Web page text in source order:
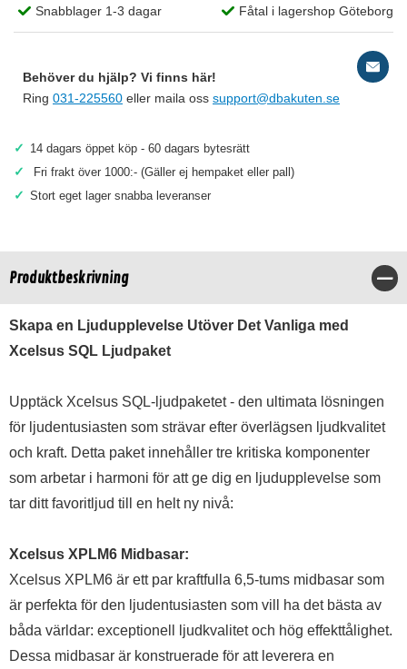
Snabblager 1-3 dagar Fåtal i lagershop Göteborg
Behöver du hjälp? Vi finns här!
Ring 031-225560 eller maila oss support@dbakuten.se
✓ 14 dagars öppet köp - 60 dagars bytesrätt
✓ Fri frakt över 1000:- (Gäller ej hempaket eller pall)
✓ Stort eget lager snabba leveranser
Produktbeskrivning
Skapa en Ljudupplevelse Utöver Det Vanliga med
Xcelsus SQL Ljudpaket
Upptäck Xcelsus SQL-ljudpaketet - den ultimata lösningen
för ljudentusiasten som strävar efter överlägsen ljudkvalitet
och kraft. Detta paket innehåller tre kritiska komponenter
som arbetar i harmoni för att ge dig en ljudupplevelse som
tar ditt favoritljud till en helt ny nivå:
Xcelsus XPLM6 Midbasar:
Xcelsus XPLM6 är ett par kraftfulla 6,5-tums midbasar som
är perfekta för den ljudentusiasten som vill ha det bästa av
båda världar: exceptionell ljudkvalitet och hög effekttålighet.
Dessa midbasar är konstruerade för att leverera en